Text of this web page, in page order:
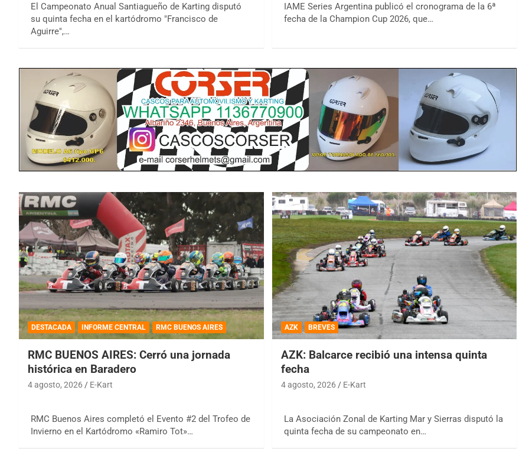
El Campeonato Anual Santiagueño de Karting disputó
su quinta fecha en el kartódromo "Francisco de
Aguirre",…
IAME Series Argentina publicó el cronograma de la 6ª
fecha de la Champion Cup 2026, que…
DESTACADA INFORME CENTRAL RMC BUENOS AIRES
RMC BUENOS AIRES: Cerró una jornada
histórica en Baradero
4 agosto, 2026 E-Kart
RMC Buenos Aires completó el Evento #2 del Trofeo de
Invierno en el Kartódromo «Ramiro Tot»…
AZK BREVES
AZK: Balcarce recibió una intensa quinta
fecha
4 agosto, 2026 E-Kart
La Asociación Zonal de Karting Mar y Sierras disputó la
quinta fecha de su campeonato en…